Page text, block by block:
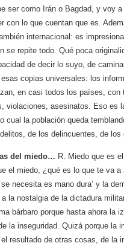
ser como Irán o Bagdad, y voy
con lo que cuentan que es.
internacional: es
se repite todo. Qué poca
de decir lo suyo, de
copias universales: los
en casi todos los países, con
violaciones, asesinatos. Eso es
cual la población queda
de los delincuentes, de los
del miedo… R. Miedo que es
el miedo, ¿qué es lo que te va a
necesita es mano dura’ y la
a la nostalgia de la dictadura
bárbaro porque hasta ahora la
la inseguridad. Quizá porque la
el resultado de otras cosas, de la